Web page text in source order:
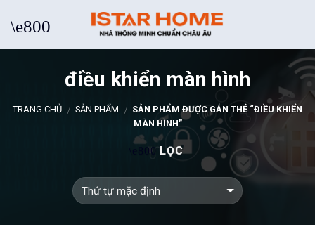
điều khiển màn hình
TRANG CHỦ / SẢN PHẨM / SẢN PHẨM ĐƯỢC GẮN THẺ “ĐIỀU KHIỂN
MÀN HÌNH”
LỌC